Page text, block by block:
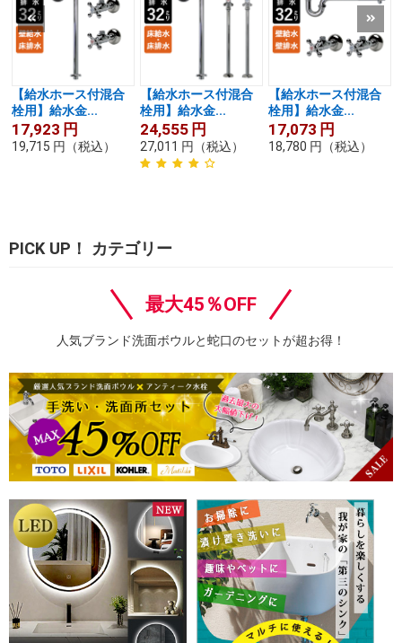
【給水ホース付混合
栓用】給水金...
17,923 円
19,715 円 （税込）
【給水ホース付混合
栓用】給水金...
24,555 円
27,011 円 （税込）
【給水ホース付混合
栓用】給水金...
17,073 円
18,780 円 （税込）
PICK UP！ カテゴリー
最大45％OFF
人気ブランド洗面ボウルと蛇口のセットが超お得！